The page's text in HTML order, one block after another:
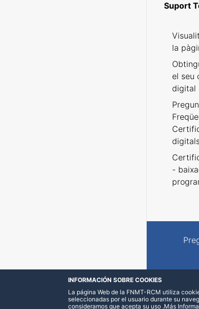
Suport
la
el seu
digital
-
INFORMACIÓN SOBRE COOKIES
La página Web de la FNMT-RCM utiliza
seleccionadas por el usuario durante su
consideramos que acepta su uso .Más